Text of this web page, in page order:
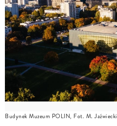
Budynek Muzeum POLIN, Fot. M. Jaźwiecki